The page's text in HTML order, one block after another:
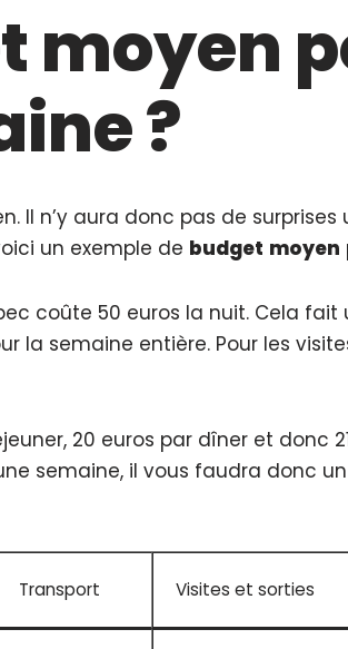
moyen
?
n’y aura donc pas de surprises
un exemple de budget moyen
coûte 50 euros la nuit. Cela fait
la semaine entière. Pour les
20 euros par dîner et donc
semaine, il vous faudra donc
Transport Visites et sorties